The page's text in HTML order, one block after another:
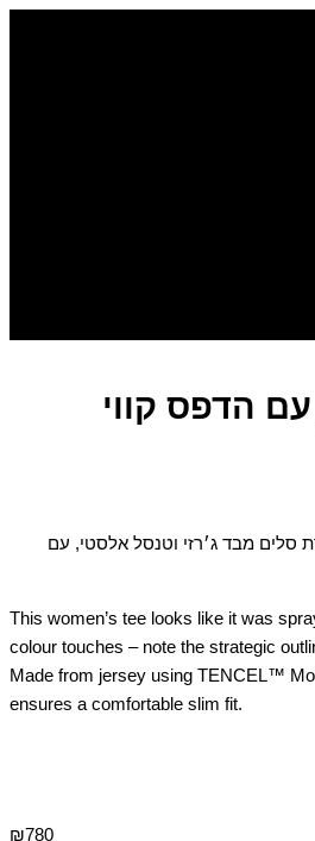
הדפס קווי
סלים מבד ג׳רזי וטנסל אלסטי, עם
This women’s tee looks like it was
colour touches – note the strategic
Made from jersey using TENCEL™
ensures a comfortable slim fit.
₪780